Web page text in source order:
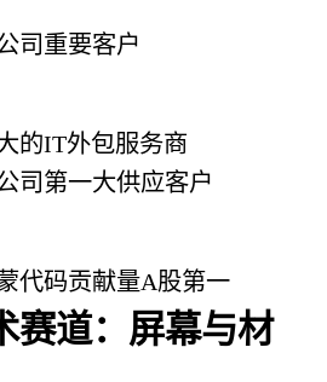
司重要客户
的IT外包服务商
司第一大供应客户
代码贡献量A股第一
赛道：屏幕与材